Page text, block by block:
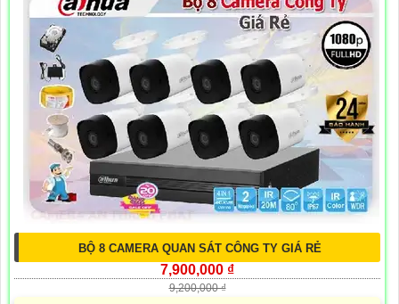
BỘ 8 CAMERA QUAN SÁT CÔNG TY GIÁ RẺ
7,900,000 ₫
9,200,000 ₫